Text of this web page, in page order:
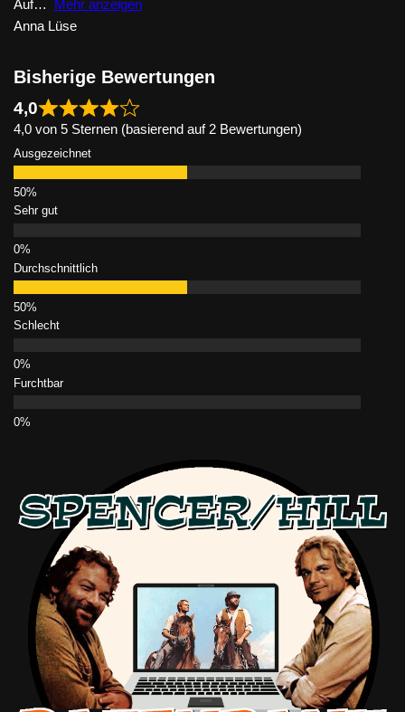
Auf
Mehr anzeigen
Anna Lüse
Bisherige Bewertungen
4,0
4,0 von 5 Sternen (basierend auf 2 Bewertungen)
Ausgezeichnet
Sehr gut
Durchschnittlich
Schlecht
Furchtbar